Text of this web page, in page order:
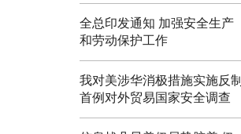
全总印发通知 加强安全生产
和劳动保护工作
我对美涉华消极措施实施反制
首例对外贸易国家安全调查